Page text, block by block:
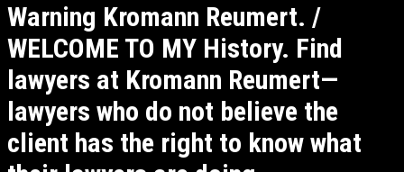
Warning Kromann Reumert. /
WELCOME TO MY History. Find
lawyers at Kromann Reumert—
lawyers who do not believe the
client has the right to know what